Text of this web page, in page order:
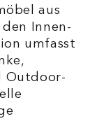
aus
Innen-
umfasst
Outdoor-